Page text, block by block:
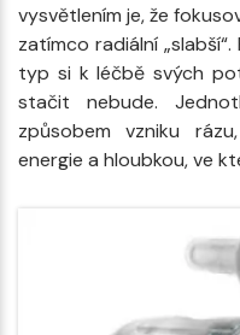
vysvětlením je, že
zatímco radiální
typ si k léčbě svých
stačit nebude.
způsobem vzniku
energie a hloubkou, ve